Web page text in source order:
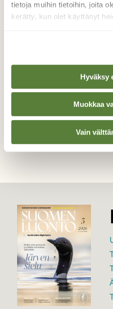
tietoja muihin tietoihin, joita
kerätty, kun olet käyttänyt
Hyväksy
Muokkaa
Vain
lauluun ei voi
Kuvaaja:
Kilpailun